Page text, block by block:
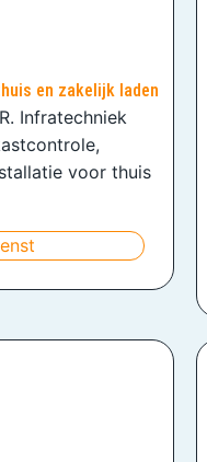
en zakelijk laden
Infratechniek
voor thuis